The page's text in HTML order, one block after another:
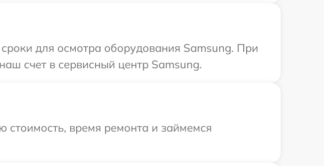
для осмотра оборудования Samsung. При
счет в сервисный центр Samsung.
стоимость, время ремонта и займемся